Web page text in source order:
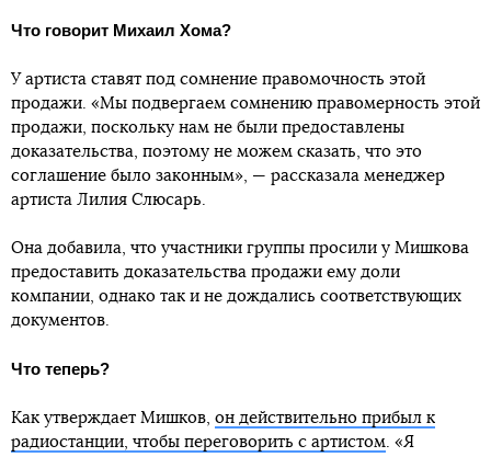
Что говорит Михаил Хома?
У артиста ставят под сомнение правомочность этой
продажи. «Мы подвергаем сомнению правомерность этой
продажи, поскольку нам не были предоставлены
доказательства, поэтому не можем сказать, что это
соглашение было законным», — рассказала менеджер
артиста Лилия Слюсарь.
Она добавила, что участники группы просили у Мишкова
предоставить доказательства продажи ему доли
компании, однако так и не дождались соответствующих
документов.
Что теперь?
Как утверждает Мишков, он действительно прибыл к
радиостанции, чтобы переговорить с артистом. «Я